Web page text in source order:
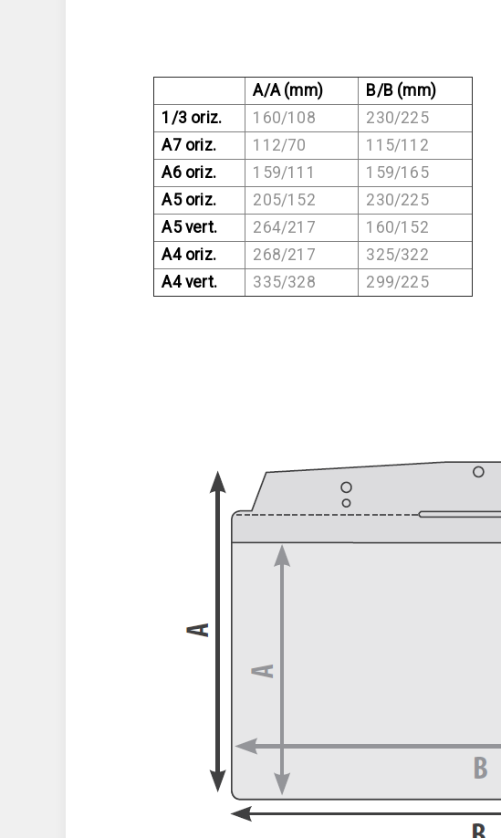
A/A (mm)
B/B (mm)
1/3 oriz.
160/108
230/225
A7 oriz.
112/70
115/112
A6 oriz.
159/111
159/165
A5 oriz.
205/152
230/225
A5 vert.
264/217
160/152
A4 oriz.
268/217
325/322
A4 vert.
335/328 299/225